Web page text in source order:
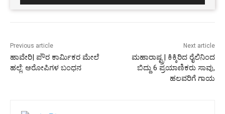
Previous article
ಹಾವೇರಿ| ಪೌರ ಕಾರ್ಮಿಕರ ಮೇಲೆ
ಹಲ್ಲೆ: ಆರೋಪಿಗಳ ಬಂಧನ
Next article
ಮಹಾರಾಷ್ಟ್ರ| ಕಿಕ್ಕಿರಿದ ರೈಲಿನಿಂದ
ಬಿದ್ದು 6 ಪ್ರಯಾಣಿಕರು ಸಾವು,
ಹಲವರಿಗೆ ಗಾಯ